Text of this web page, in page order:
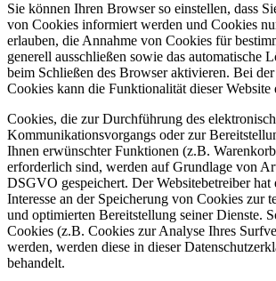
Sie können Ihren Browser so einstellen, dass
von Cookies informiert werden und Cookies
erlauben, die Annahme von Cookies für
generell ausschließen sowie das automatische
beim Schließen des Browser aktivieren. Bei
Cookies kann die Funktionalität dieser Website
Cookies, die zur Durchführung des
Kommunikationsvorgangs oder zur
Ihnen erwünschter Funktionen (z.B.
erforderlich sind, werden auf Grundlage von
DSGVO gespeichert. Der Websitebetreiber hat
Interesse an der Speicherung von Cookies zur
und optimierten Bereitstellung seiner Dienste.
Cookies (z.B. Cookies zur Analyse Ihres
werden, werden diese in dieser
behandelt.